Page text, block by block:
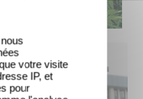
votre visite
IP, et
pour